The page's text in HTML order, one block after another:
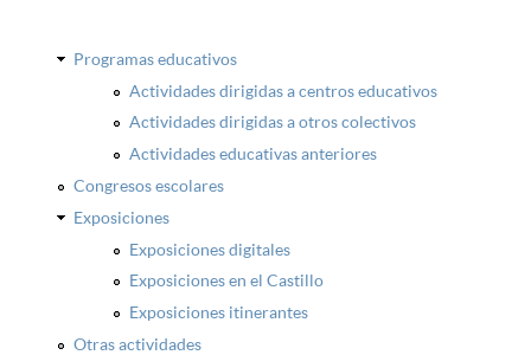
Programas educativos
Actividades dirigidas a centros educativos
Actividades dirigidas a otros colectivos
Actividades educativas anteriores
Congresos escolares
Exposiciones
Exposiciones digitales
Exposiciones en el Castillo
Exposiciones itinerantes
Otras actividades